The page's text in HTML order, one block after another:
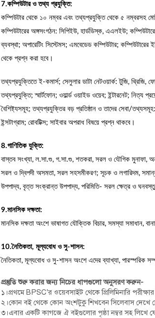
7.কম্পিউটার ও তথ্য প্রযুক্তি:
কম্পিউটার থেকে ১০ নম্বর এবং তথ্যপ্রযুক্তি থেকে ৫ নম্বরসহ
কম্পিউটারের অঙ্গসংগঠন: সিপিইউ, হার্ডডিস্ক, এএলইউ;
ব্যবস্থা; অপারেটিং সিস্টেমস; এমবেডেড কম্পিউটার; কম্পিউটারের
থেকে প্রশ্ন করা হবে।
তথ্যপ্রযুক্তিতে ই-কমার্স; সেলুলার ডাটা নেটওয়ার্ক: টুজি, থ্রিজি,
তথ্যপ্রযুক্তি; স্মার্টফোন; ওয়ার্ল্ড ওয়াইড ওয়েব; ইন্টারনেট; নিত্য
বৈশিষ্ট্যসমূহ; তথ্যপ্রযুক্তির বড় প্রতিষ্ঠান ও তাদের সেবা/
ইন্সটাগ্রাম; রোবটিক্স; সাইবার অপরাধ বিষয়ে প্রশ্ন থাকবে।
8.গাণিতিক যুক্তি:
বাস্তব সংখ্যা, ল.সা.গু, গ.সা.গু, শতকরা, সরল ও যৌগিক মুনাফা,
সরল ও দ্বিপদী অসমতা, সরল সহসমীকরণ; সূচক ও লগারিদম,
উপপাদ্য, বৃত্ত সংক্রান্ত উপপাদ্য, পরিমিতি- সরল ক্ষেত্র ও
9.মানসিক দক্ষতা:
মানসিক দক্ষতা অংশে ভাষাগত যৌক্তিক বিচার, সমস্যা সমাধান,
10.নৈতিকতা, মূল্যবোধ ও সু-শাসন:
নৈতিকতা, মূল্যবোধ ও সু-শাসন অংশে এদের ব্যাখ্যা, পারস্পরিক
প্রস্তুতি শুরু করার জন্য নিচের ধাপগুলো অনুসরণ করুন-
১।প্রথমে BPSC’র ওয়েবসাইট থেকে প্রিলিমিনারি
২।কোন বই থেকে কোন অংশটুকু শিখবেন সিলেবাস দেখে
৩।এবার একটি কাগজে ঐ বইগুলোর পৃষ্ঠা নম্বর সহ লিখে